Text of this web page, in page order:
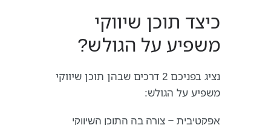
כיצד תוכן שיווקי
משפיע על הגולש?
נציג בפניכם 2 דרכים שבהן תוכן שיווקי
משפיע על הגולש:
אפקטיבית – צורה בה התוכן השיווקי